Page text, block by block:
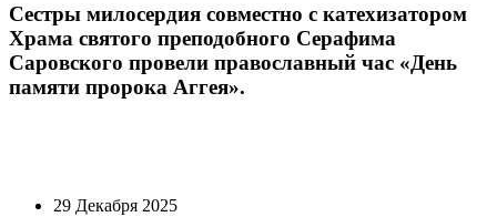
Сестры милосердия совместно с катехизатором
Храма святого преподобного Серафима
Саровского провели православный час «День
памяти пророка Аггея».
29 Декабря 2025